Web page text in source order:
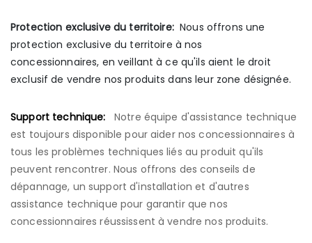
Protection exclusive du territoire: Nous offrons une
protection exclusive du territoire à nos
concessionnaires, en veillant à ce qu'ils aient le droit
exclusif de vendre nos produits dans leur zone désignée.
Support technique:
Notre équipe d'assistance technique
est toujours disponible pour aider nos concessionnaires à
tous les problèmes techniques liés au produit qu'ils
peuvent rencontrer. Nous offrons des conseils de
dépannage, un support d'installation et d'autres
assistance technique pour garantir que nos
concessionnaires réussissent à vendre nos produits.